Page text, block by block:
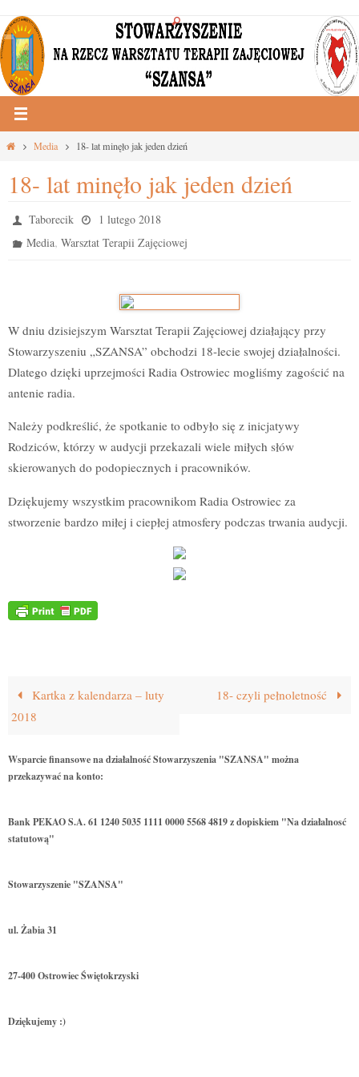
Przejdź
do
treści
StronaMedia 18- lat minęło jak jeden dzień
18- lat minęło jak jeden dzień
Taborecik
1 lutego 2018
Media,Warsztat Terapii Zajęciowej
W dniu dzisiejszym Warsztat Terapii Zajęciowej działający przy
Stowarzyszeniu „SZANSA” obchodzi 18-lecie swojej działalności.
Dlatego dzięki uprzejmości Radia Ostrowiec mogliśmy zagościć na
antenie radia.
Należy podkreślić, że spotkanie to odbyło się z inicjatywy
Rodziców, którzy w audycji przekazali wiele miłych słów
skierowanych do podopiecznych i pracowników.
Dziękujemy wszystkim pracownikom Radia Ostrowiec za
stworzenie bardzo miłej i ciepłej atmosfery podczas trwania audycji.
Kartka z kalendarza – luty
2018
18- czyli pełnoletność
Wsparcie finansowe na działalność Stowarzyszenia "SZANSA" można
przekazywać na konto:
Bank PEKAO S.A. 61 1240 5035 1111 0000 5568 4819 z dopiskiem "Na działalnosć
statutową"
Stowarzyszenie "SZANSA"
ul. Żabia 31
27-400 Ostrowiec Świętokrzyski
Dziękujemy :)